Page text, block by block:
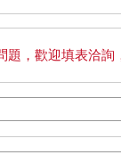
題，歡迎填表洽詢